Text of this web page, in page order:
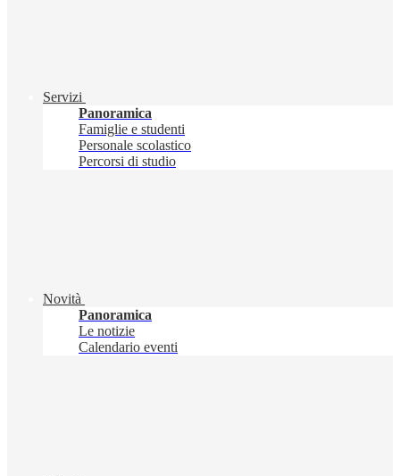
Servizi
Panoramica
Famiglie e studenti
Personale scolastico
Percorsi di studio
Novità
Panoramica
Le notizie
Calendario eventi